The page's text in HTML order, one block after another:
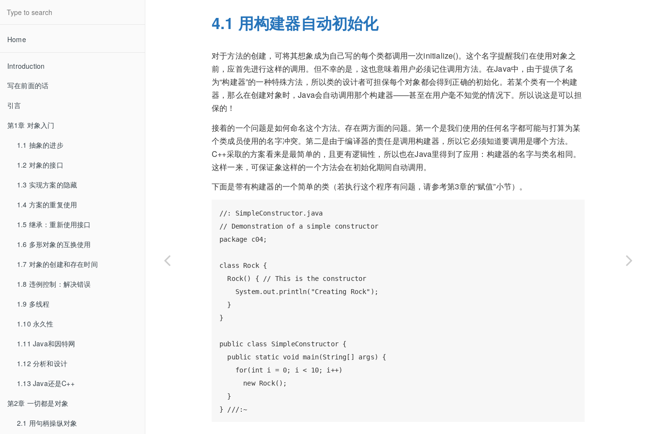
Home
Introduction
写在前面的话
引言
第1章 对象入门
1.1 抽象的进步
1.2 对象的接口
1.3 实现方案的隐藏
1.4 方案的重复使用
1.5 继承：重新使用接口
1.6 多形对象的互换使用
1.7 对象的创建和存在时间
1.8 违例控制：解决错误
1.9 多线程
1.10 永久性
1.11 Java和因特网
1.12 分析和设计
1.13 Java还是C++
第2章 一切都是对象
2.1 用句柄操纵对象
4.1 用构建器自动初始化
对于方法的创建，可将其想象成为自己写的每个类都调用一次initialize()。这个名字提醒我们在使用对象之
前，应首先进行这样的调用。但不幸的是，这也意味着用户必须记住调用方法。在Java中，由于提供了名
为“构建器”的一种特殊方法，所以类的设计者可担保每个对象都会得到正确的初始化。若某个类有一个构建
器，那么在创建对象时，Java会自动调用那个构建器——甚至在用户毫不知觉的情况下。所以说这是可以担
保的！
接着的一个问题是如何命名这个方法。存在两方面的问题。第一个是我们使用的任何名字都可能与打算为某
个类成员使用的名字冲突。第二是由于编译器的责任是调用构建器，所以它必须知道要调用是哪个方法。
C++采取的方案看来是最简单的，且更有逻辑性，所以也在Java里得到了应用：构建器的名字与类名相同。
这样一来，可保证象这样的一个方法会在初始化期间自动调用。
下面是带有构建器的一个简单的类（若执行这个程序有问题，请参考第3章的“赋值”小节）。
//: SimpleConstructor.java
// Demonstration of a simple constructor
package c04;
class Rock {
  Rock() { // This is the constructor
    System.out.println("Creating Rock");
  }
}
public class SimpleConstructor {
  public static void main(String[] args) {
    for(int i = 0; i < 10; i++)
      new Rock();
  }